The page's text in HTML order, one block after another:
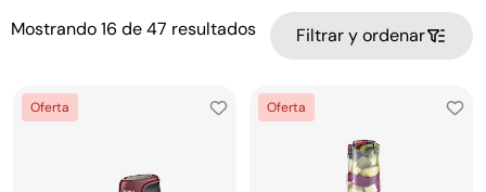
Mostrando16 de47 resultados Filtrar y ordenar
Oferta Oferta